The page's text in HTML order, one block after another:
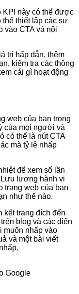
KPI này có thể được
thể thiết lập các sự
vào CTA và nội
trị hấp dẫn, thêm
kiểm tra các thông
cái gì hoạt động
web của bạn trong
của mọi người và
có thể là nút CTA
mà tỷ lệ nhấp
để xem số lần
Lưu lượng hành vi
trang web của bạn
như thế nào.
kết trang đích đến
blog và các điển
muốn nhấp vào
và một bài viết
Google